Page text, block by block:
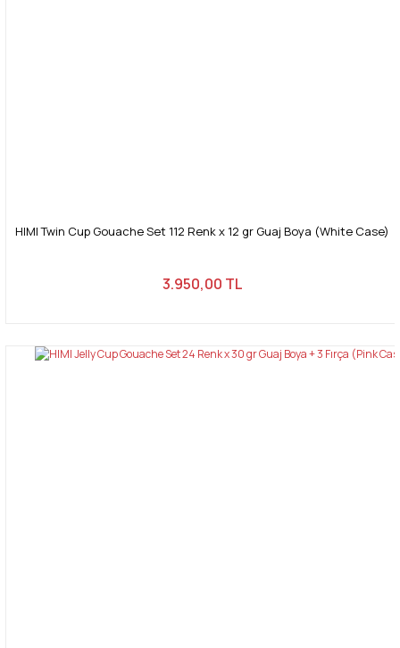
HIMI Twin Cup Gouache Set 112 Renk x 12 gr Guaj Boya (White Case)
3.950,00 TL